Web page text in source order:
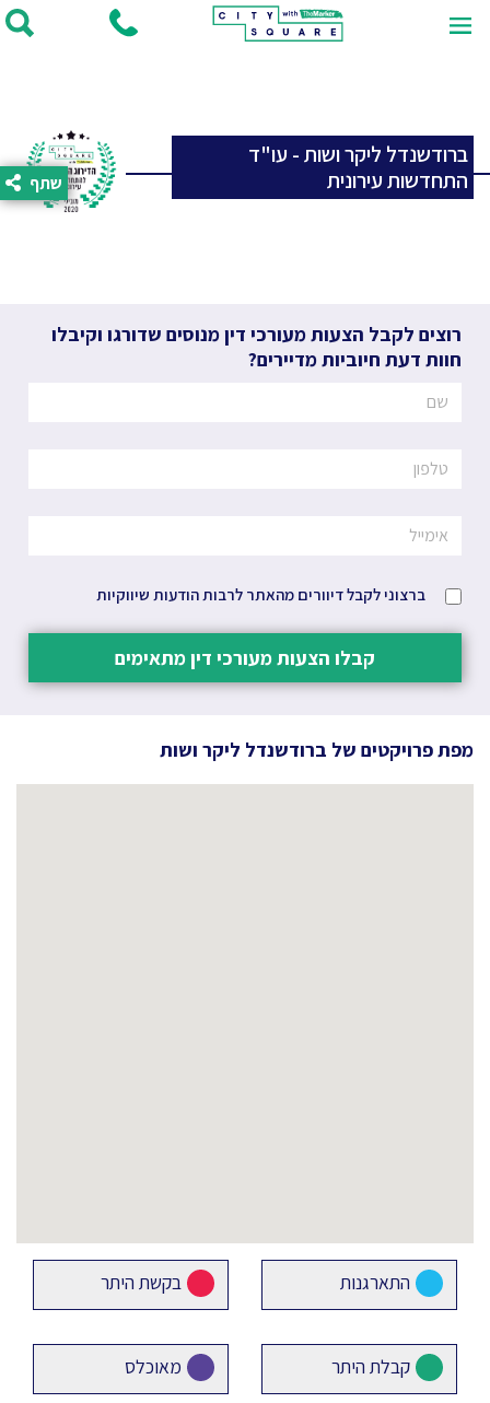
ברודשנדל ליקר ושות - עו"ד
התחדשות עירונית
שתף
רוצים לקבל הצעות מעורכי דין מנוסים שדורגו וקיבלו
חוות דעת חיוביות מדיירים?
ברצוני לקבל דיוורים מהאתר לרבות הודעות שיווקיות
קבלו הצעות מעורכי דין מתאימים
מפת פרויקטים של ברודשנדל ליקר ושות
התארגנות בקשת היתר
קבלת היתר מאוכלס